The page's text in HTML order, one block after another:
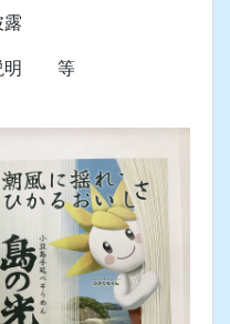
の度、以下のとお
を実施します。
目会
明 等